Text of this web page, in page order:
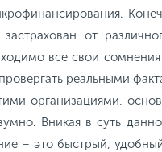
от
все свои
реальными
организациями,
Вникая в суть
– это быстрый,